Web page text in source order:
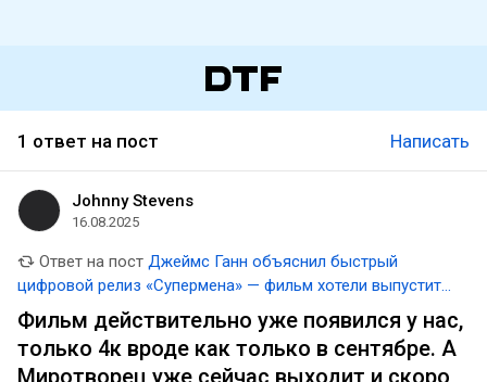
1 ответ на пост Написать
Johnny Stevens
16.08.2025
Ответ на пост Джеймс Ганн объяснил быстрый
цифровой релиз «Супермена» — фильм хотели выпустить
до старта второго сезона «Миротворца»
Фильм действительно уже появился у нас,
только 4к вроде как только в сентябре. А
Миротворец уже сейчас выходит и скоро